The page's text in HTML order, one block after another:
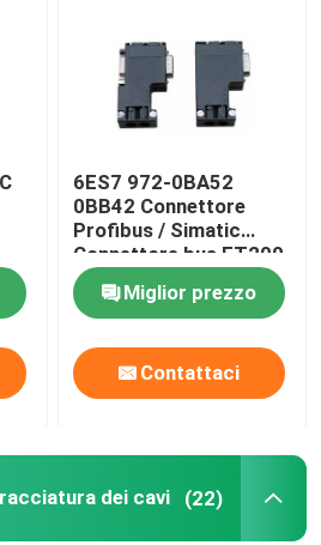
6ES7 972-0BA52
0BB42 Connettore
Profibus / Simatic
Connettore bus ET200
Miglior prezzo
Contattaci
dei cavi (22)